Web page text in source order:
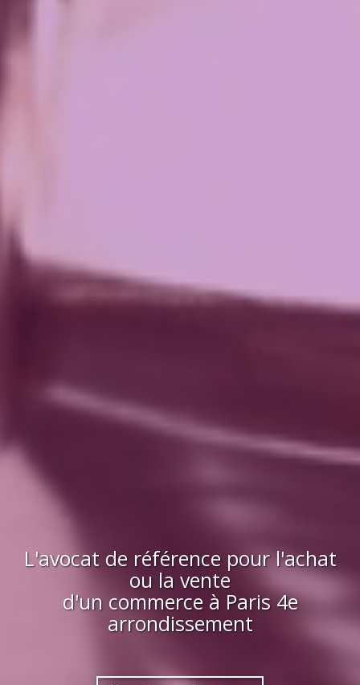
L'avocat de référence pour l'achat
ou la vente
d'un commerceà Paris 4e
arrondissement